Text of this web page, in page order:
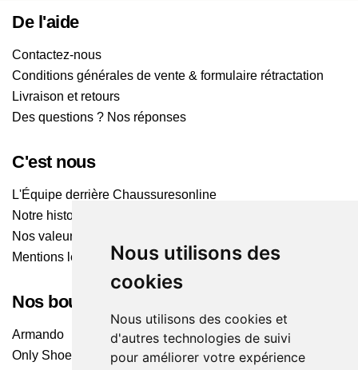
Nous utilisons des
cookies
Nous utilisons des cookies et
d'autres technologies de suivi
pour améliorer votre expérience
De l'aide
Contactez-nous
Conditions générales de vente & formulaire rétractation
Livraison et retours
Des questions ? Nos réponses
C'est nous
L'Équipe derrière Chaussuresonline
Notre histoire
Nos valeurs
Mentions légales
Nos boutiques
Armando
Only Shoes